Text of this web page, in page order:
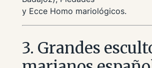
y Ecce Homo mariológicos.
3. Grandes